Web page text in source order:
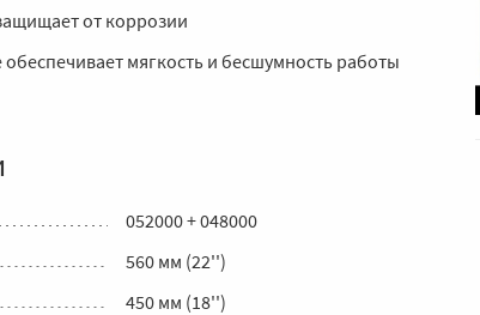
от коррозии
мягкость и бесшумность работы
052000 + 048000
560 мм (22'')
450 мм (18'')